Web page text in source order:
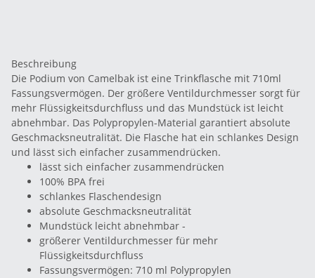
Beschreibung
Die Podium von Camelbak ist eine Trinkflasche mit 710ml
Fassungsvermögen. Der größere Ventildurchmesser sorgt für
mehr Flüssigkeitsdurchfluss und das Mundstück ist leicht
abnehmbar. Das Polypropylen-Material garantiert absolute
Geschmacksneutralität. Die Flasche hat ein schlankes Design
und lässt sich einfacher zusammendrücken.
lässt sich einfacher zusammendrücken
100% BPA frei
schlankes Flaschendesign
absolute Geschmacksneutralität
Mundstück leicht abnehmbar -
größerer Ventildurchmesser für mehr
Flüssigkeitsdurchfluss
Fassungsvermögen: 710 ml Polypropylen